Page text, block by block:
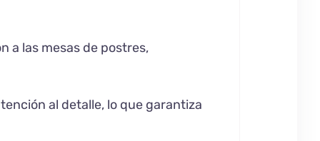
a las mesas de postres,
al detalle, lo que garantiza